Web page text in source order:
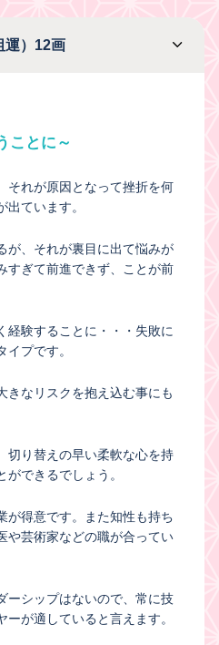
運）12画
ことに～
それが原因となって挫折を何
出ています。
が、それが裏目に出て悩みが
すぎて前進できず、ことが前
経験することに・・・失敗に
プです。
きなリスクを抱え込む事にも
切り替えの早い柔軟な心を持
できるでしょう。
が得意です。また知性も持ち
や芸術家などの職が合ってい
ーシップはないので、常に技
が適していると言えます。